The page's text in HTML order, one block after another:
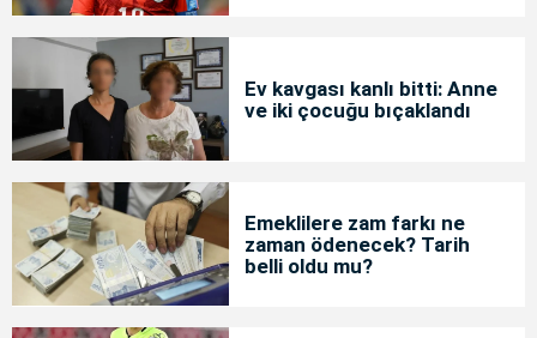
Ev kavgası kanlı bitti: Anne
ve iki çocuğu bıçaklandı
Emeklilere zam farkı ne
zaman ödenecek? Tarih
belli oldu mu?